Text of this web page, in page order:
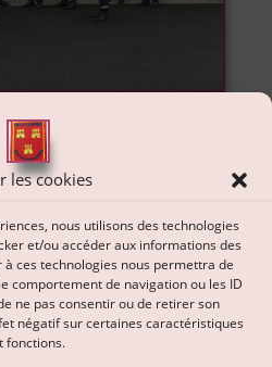
les cookies
nous utilisons des technologies
et/ou accéder aux informations des
ces technologies nous permettra de
comportement de navigation ou les ID
ne pas consentir ou de retirer son
négatif sur certaines caractéristiques
fonctions.